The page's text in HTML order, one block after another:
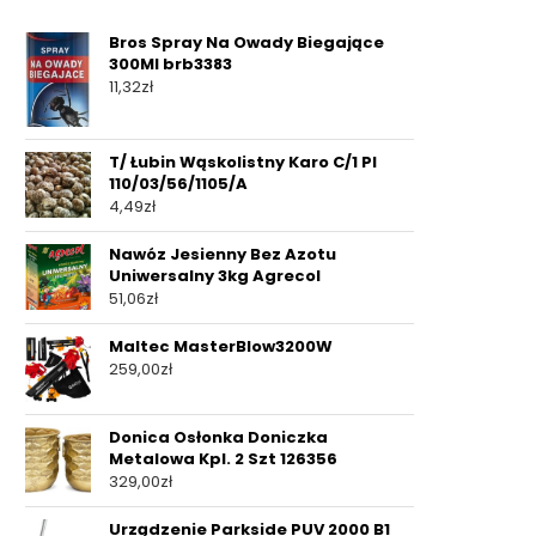
Bros Spray Na Owady Biegające
300Ml brb3383
11,32zł
T/ Łubin Wąskolistny Karo C/1 Pl
110/03/56/1105/A
4,49zł
Nawóz Jesienny Bez Azotu
Uniwersalny 3kg Agrecol
51,06zł
Maltec MasterBlow3200W
259,00zł
Donica Osłonka Doniczka
Metalowa Kpl. 2 Szt 126356
329,00zł
Urządzenie Parkside PUV 2000 B1